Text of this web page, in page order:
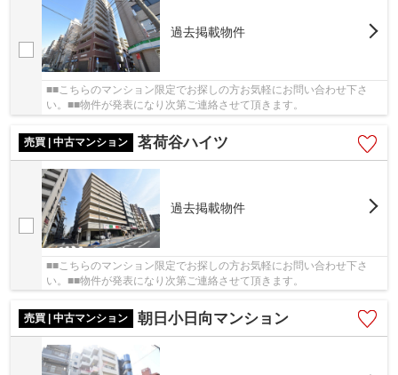
過去掲載物件
■■こちらのマンション限定でお探しの方お気軽にお問い合わせ下さ
い。■■物件が発表になり次第ご連絡させて頂きます。
売買 | 中古マンション 茗荷谷ハイツ
過去掲載物件
■■こちらのマンション限定でお探しの方お気軽にお問い合わせ下さ
い。■■物件が発表になり次第ご連絡させて頂きます。
売買 | 中古マンション 朝日小日向マンション